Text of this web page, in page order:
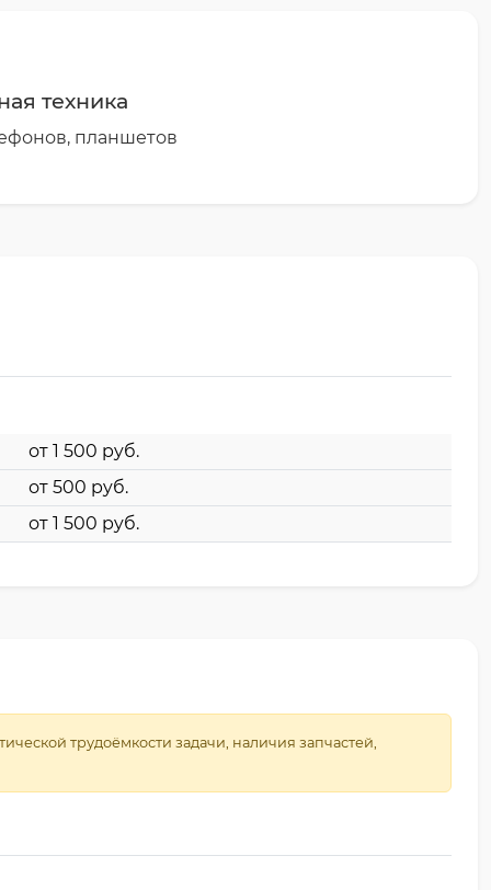
техника
планшетов
от 1 500 pyб.
от 500 pyб.
от 1 500 pyб.
трудоёмкости задачи, наличия запчастей,